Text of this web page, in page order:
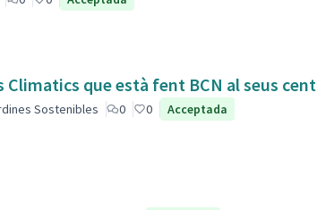
que està fent BCN al seus
Sostenibles 0 0 Acceptada